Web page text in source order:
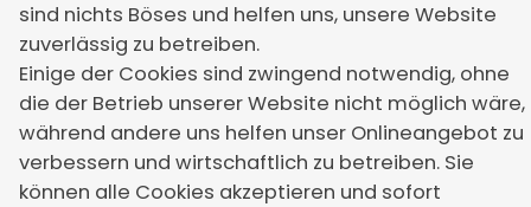
sind nichts Böses und helfen uns, unsere Website
zuverlässig zu betreiben.
Einige der Cookies sind zwingend notwendig, ohne
die der Betrieb unserer Website nicht möglich wäre,
während andere uns helfen unser Onlineangebot zu
verbessern und wirtschaftlich zu betreiben. Sie
können alle Cookies akzeptieren und sofort
Bürozeiten
Montag - Donnerstag:
9:00 Uhr - 17:00 Uhr